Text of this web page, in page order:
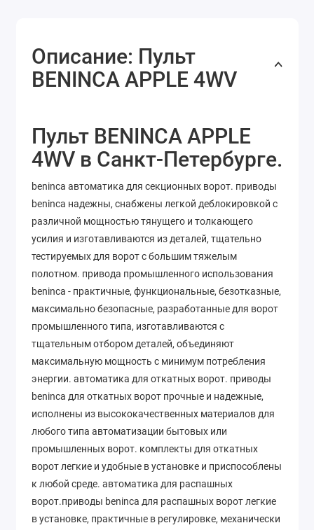
Описание: Пульт
BENINCA APPLE 4WV
Пульт BENINCA APPLE
4WV в Санкт-Петербурге.
beninca автоматика для секционных ворот. приводы
beninca надежны, снабжены легкой деблокировкой с
различной мощностью тянущего и толкающего
усилия и изготавливаются из деталей, тщательно
тестируемых для ворот с большим тяжелым
полотном. привода промышленного использования
beninca - практичные, функциональные, безотказные,
максимально безопасные, разработанные для ворот
промышленного типа, изготавливаются с
тщательным отбором деталей, объединяют
максимальную мощность с минимум потребления
энергии. автоматика для откатных ворот. приводы
beninca для откатных ворот прочные и надежные,
исполнены из высококачественных материалов для
любого типа автоматизации бытовых или
промышленных ворот. комплекты для откатных
ворот легкие и удобные в установке и приспособлены
к любой среде. автоматика для распашных
ворот.приводы beninca для распашных ворот легкие
в установке, практичные в регулировке, механически